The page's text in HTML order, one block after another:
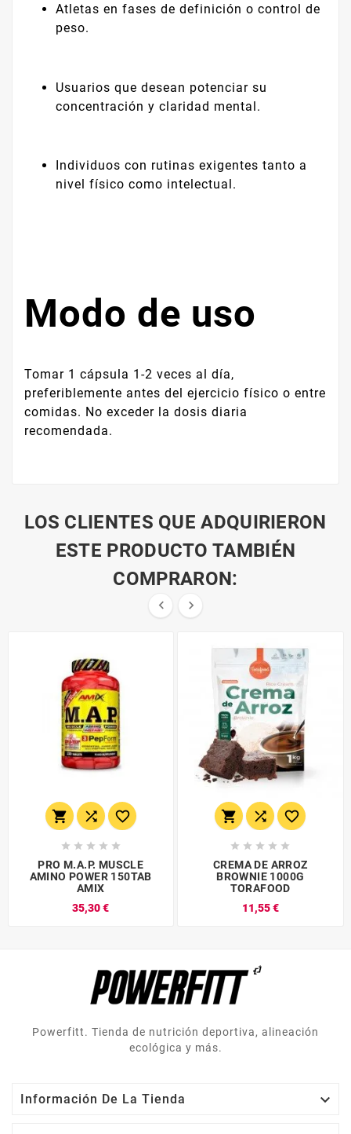
Atletas en fases de definición o control de
peso.
Usuarios que desean potenciar su
concentración y claridad mental.
Individuos con rutinas exigentes tanto a
nivel físico como intelectual.
Modo de uso
Tomar 1 cápsula 1-2 veces al día,
preferiblemente antes del ejercicio físico o entre
comidas. No exceder la dosis diaria
recomendada.
LOS CLIENTES QUE ADQUIRIERON
ESTE PRODUCTO TAMBIÉN
COMPRARON:
 
  
    
PRO M.A.P. MUSCLE
AMINO POWER 150TAB
AMIX
35,30 €
  
    
CREMA DE ARROZ
BROWNIE 1000G
TORAFOOD
11,55 €
Powerfitt. Tienda de nutrición deportiva, alineación
ecológica y más.
Información De La Tienda 